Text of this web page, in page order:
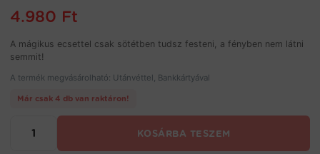
4.980 Ft
A mágikus ecsettel csak sötétben tudsz festeni, a fényben nem látni
semmit!
A termék megvásárolható: Utánvéttel, Bankkártyával
Már csak 4 db van raktáron!
CRAZY
KOSÁRBA TESZEM